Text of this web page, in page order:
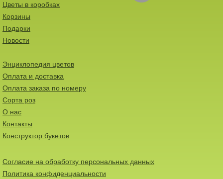
Цветы в коробках
Корзины
Подарки
Новости
Энциклопедия цветов
Оплата и доставка
Оплата заказа по номеру
Сорта роз
О нас
Контакты
Конструктор букетов
Согласие на обработку персональных данных
Политика конфиденциальности